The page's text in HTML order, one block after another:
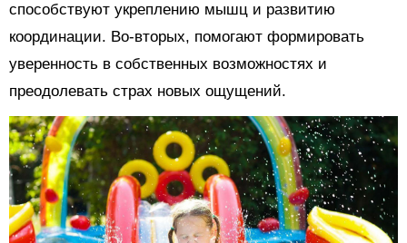
способствуют укреплению мышц и развитию
координации. Во-вторых, помогают формировать
уверенность в собственных возможностях и
преодолевать страх новых ощущений.